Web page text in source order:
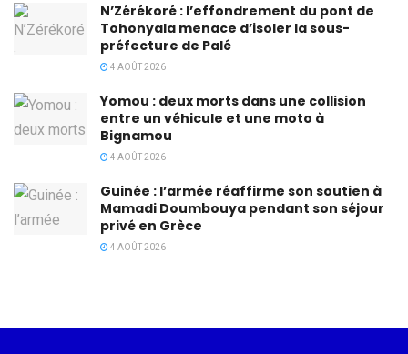
N’Zérékoré : l’effondrement du pont de
Tohonyala menace d’isoler la sous-
préfecture de Palé
4 AOÛT 2026
Yomou : deux morts dans une collision
entre un véhicule et une moto à
Bignamou
4 AOÛT 2026
Guinée : l’armée réaffirme son soutien à
Mamadi Doumbouya pendant son séjour
privé en Grèce
4 AOÛT 2026